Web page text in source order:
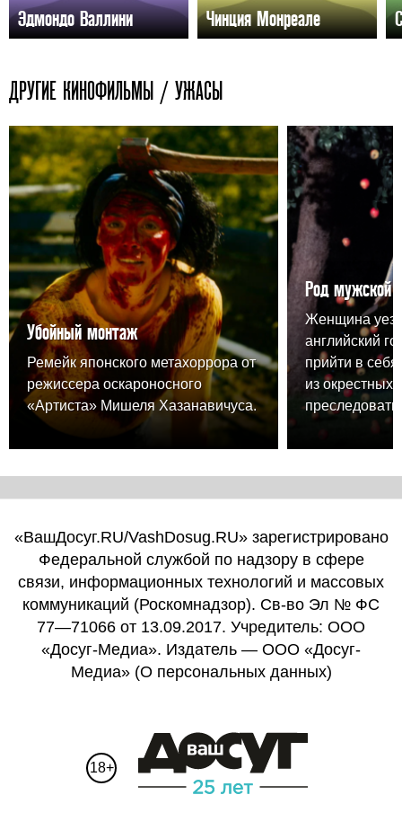
Эдмондо Валлини Чинция Монреале
ДРУГИЕ КИНОФИЛЬМЫ / УЖАСЫ
Убойный монтаж
Ремейк японского метахоррора от
режиссера оскароносного
«Артиста» Мишеля Хазанавичуса.
Род мужской
Женщина
английский
прийти в
из окрестных
преследовать.
«ВашДосуг.RU/VashDosug.RU» зарегистрировано
Федеральной службой по надзору в сфере
связи, информационных технологий и массовых
коммуникаций (Роскомнадзор). Св-во Эл № ФС
77—71066 от 13.09.2017. Учредитель: ООО
«Досуг-Медиа». Издатель — ООО «Досуг-
Медиа» (О персональных данных)
18+